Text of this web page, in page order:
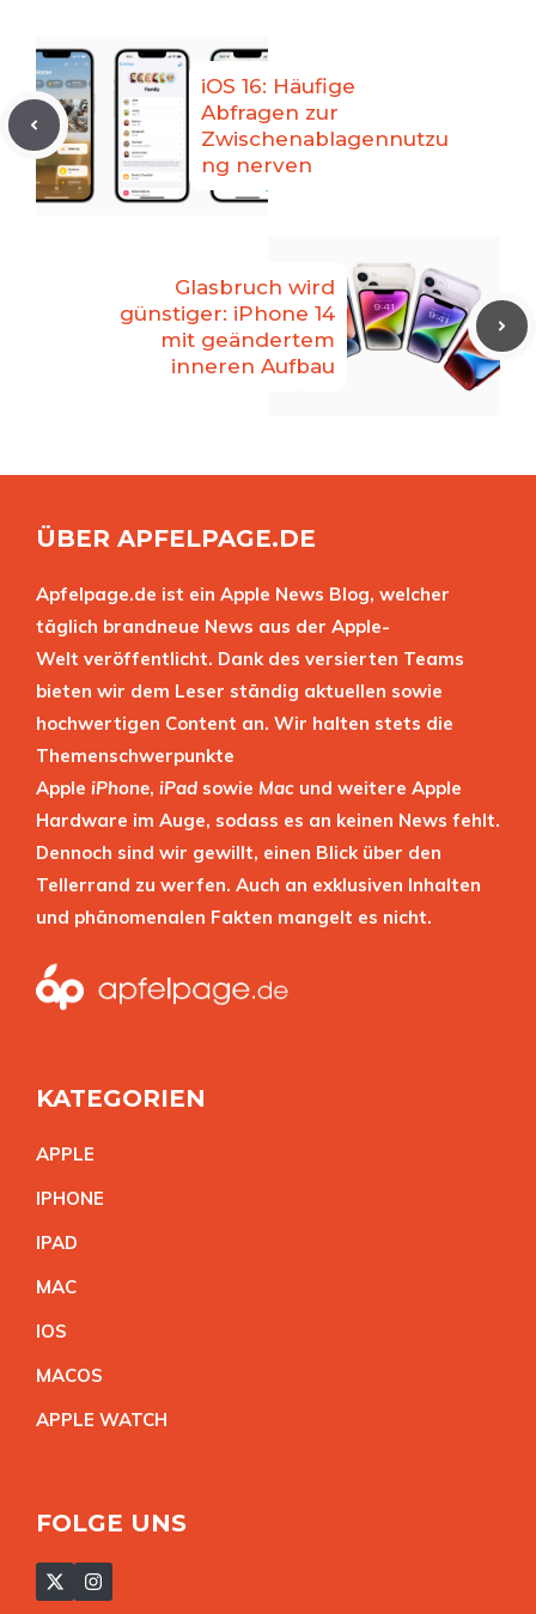
iOS 16: Häufige
Abfragen zur
Zwischenablagennutzu
ng nerven
Glasbruch wird
günstiger: iPhone 14
mit geändertem
inneren Aufbau
ÜBER APFELPAGE.DE
Apfelpage.de ist ein Apple News Blog, welcher
täglich brandneue News aus der Apple-
Welt veröffentlicht. Dank des versierten Teams
bieten wir dem Leser ständig aktuellen sowie
hochwertigen Content an. Wir halten stets die
Themenschwerpunkte
Apple iPhone, iPad sowie Mac und weitere Apple
Hardware im Auge, sodass es an keinen News fehlt.
Dennoch sind wir gewillt, einen Blick über den
Tellerrand zu werfen. Auch an exklusiven Inhalten
und phänomenalen Fakten mangelt es nicht.
KATEGORIEN
APPLE
IPHONE
IPAD
MAC
IOS
MACOS
APPLE WATCH
FOLGE UNS